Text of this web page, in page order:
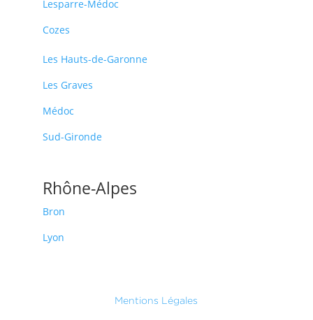
Lesparre-Médoc
Cozes
Les Hauts-de-Garonne
Les Graves
Médoc
Sud-Gironde
Rhône-Alpes
Bron
Lyon
Mentions Légales